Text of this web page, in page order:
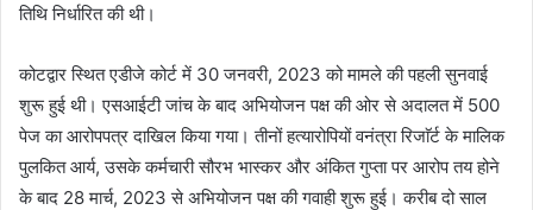
तिथि निर्धारित की थी।
कोटद्वार स्थित एडीजे कोर्ट में 30 जनवरी, 2023 को मामले की पहली सुनवाई
शुरू हुई थी। एसआईटी जांच के बाद अभियोजन पक्ष की ओर से अदालत में 500
पेज का आरोपपत्र दाखिल किया गया। तीनों हत्यारोपियों वनंत्रा रिजाॅर्ट के मालिक
पुलकित आर्य, उसके कर्मचारी सौरभ भास्कर और अंकित गुप्ता पर आरोप तय होने
के बाद 28 मार्च, 2023 से अभियोजन पक्ष की गवाही शुरू हुई। करीब दो साल